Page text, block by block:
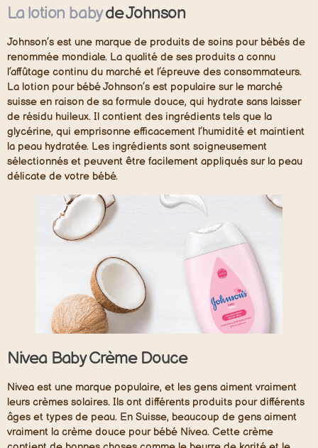
La lotion babyde Johnson
Johnson’s est une marque de produits de soins pour bébés de
renommée mondiale. La qualité de ses produits a connu
l’affûtage continu du marché et l’épreuve des consommateurs.
La lotion pour bébé Johnson’s est populaire sur le marché
suisse en raison de sa formule douce, qui hydrate sans laisser
de résidu huileux. Il contient des ingrédients tels que la
glycérine, qui emprisonne efficacement l’humidité et maintient
la peau hydratée. Les ingrédients sont soigneusement
sélectionnés et peuvent être facilement appliqués sur la peau
délicate de votre bébé.
Nivea Baby Crème Douce
Nivea est une marque populaire, et les gens aiment vraiment
leurs crèmes solaires. Ils ont différents produits pour différents
âges et types de peau. En Suisse, beaucoup de gens aiment
vraiment la crème douce pour bébé Nivea. Cette crème